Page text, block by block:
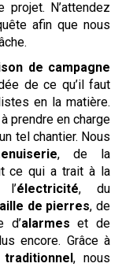
projet. N’attendez
afin que nous
de campagne
de ce qu’il faut
en la matière.
prendre en charge
tel chantier. Nous
, de la
ce qui a trait à la
électricité, du
de pierres, de
d’alarmes et de
encore. Grâce à
traditionnel , nous